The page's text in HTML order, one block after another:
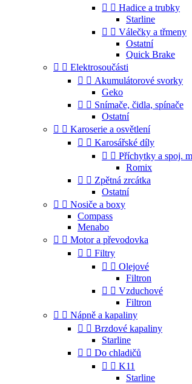
  Hadice a trubky
Starline
  Válečky a třmeny
Ostatní
Quick Brake
  Elektrosoučásti
  Akumulátorové svorky
Geko
  Snímače, čidla, spínače
Ostatní
  Karoserie a osvětlení
  Karosářské díly
  Příchytky a spoj.
Romix
  Zpětná zrcátka
Ostatní
  Nosiče a boxy
Compass
Menabo
  Motor a převodovka
  Filtry
  Olejové
Filtron
  Vzduchové
Filtron
  Nápně a kapaliny
  Brzdové kapaliny
Starline
  Do chladičů
  K11
Starline